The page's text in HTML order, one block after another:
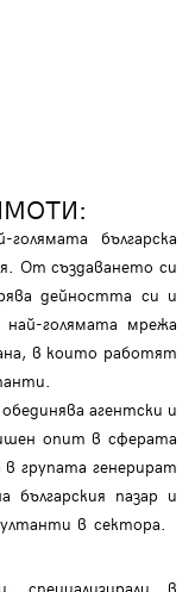
българска
От създаването си
дейността си и
най-голямата мрежа
в които работят
агентски и
опит в сферата
групата генерират
пазар и
в сектора.